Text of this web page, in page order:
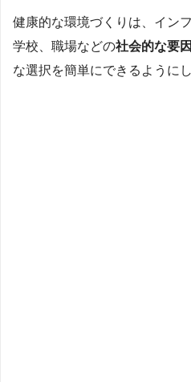
健康的な環境づくりは、イン
学校、職場などの社会的な要
な選択を簡単にできるようにし